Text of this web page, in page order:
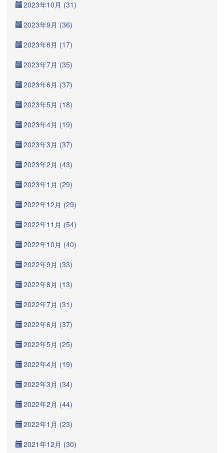
2023年10月 (31)
2023年9月 (36)
2023年8月 (17)
2023年7月 (35)
2023年6月 (37)
2023年5月 (18)
2023年4月 (19)
2023年3月 (37)
2023年2月 (43)
2023年1月 (29)
2022年12月 (29)
2022年11月 (54)
2022年10月 (40)
2022年9月 (33)
2022年8月 (13)
2022年7月 (31)
2022年6月 (37)
2022年5月 (25)
2022年4月 (19)
2022年3月 (34)
2022年2月 (44)
2022年1月 (23)
2021年12月 (30)